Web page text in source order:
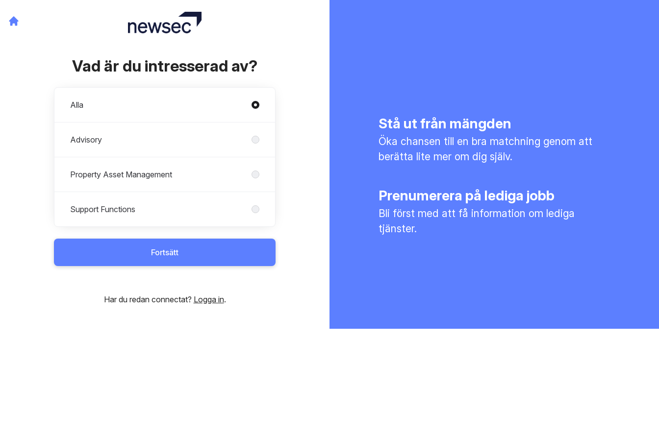
Vad är du intresserad av?
Alla
Advisory
Property Asset Management
Support Functions
Fortsätt
Har du redan connectat? Logga in.
Stå ut från mängden
Öka chansen till en bra matchning genom att
berätta lite mer om dig själv.
Prenumerera på lediga jobb
Bli först med att få information om lediga
tjänster.